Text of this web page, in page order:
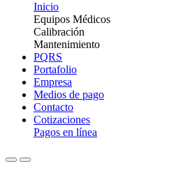
Inicio
Equipos Médicos
Calibración
Mantenimiento
PQRS
Portafolio
Empresa
Medios de pago
Contacto
Cotizaciones
Pagos en línea